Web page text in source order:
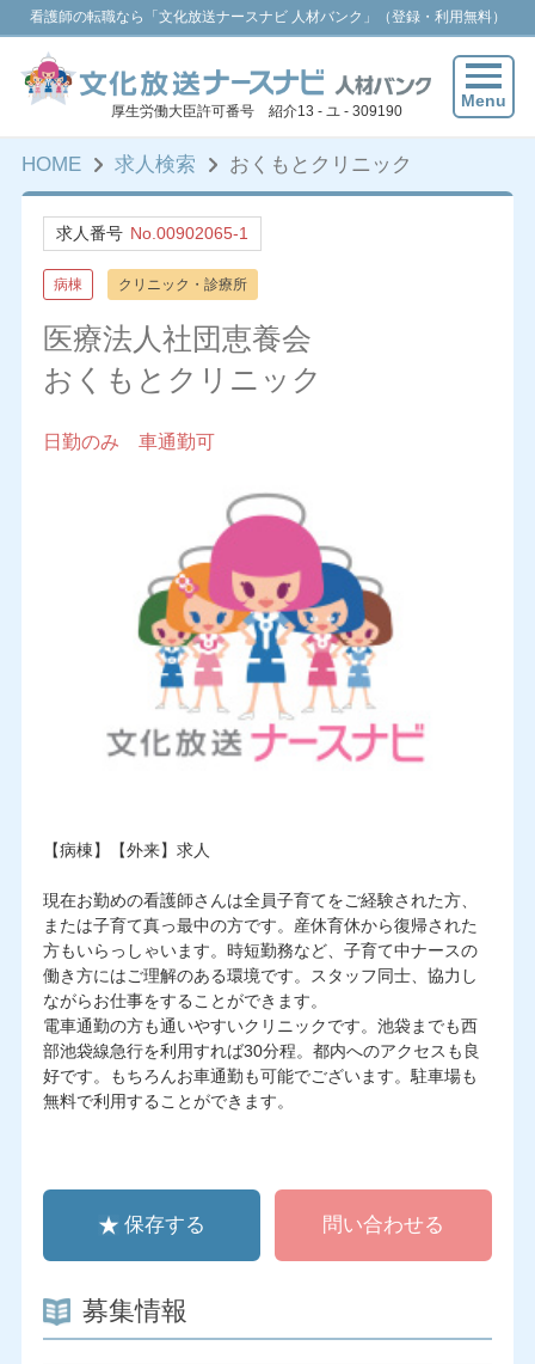
看護師の転職なら「文化放送ナースナビ 人材バンク」（登録・利用無料）
厚生労働大臣許可番号 紹介13 - ユ - 309190
Menu
HOME 求人検索 おくもとクリニック
求人番号 No.00902065-1
病棟 クリニック・診療所
医療法人社団恵養会
おくもとクリニック
日勤のみ 車通勤可
【病棟】【外来】求人
現在お勤めの看護師さんは全員子育てをご経験された方、
または子育て真っ最中の方です。産休育休から復帰された
方もいらっしゃいます。時短勤務など、子育て中ナースの
働き方にはご理解のある環境です。スタッフ同士、協力し
ながらお仕事をすることができます。
電車通勤の方も通いやすいクリニックです。池袋までも西
部池袋線急行を利用すれば30分程。都内へのアクセスも良
好です。もちろんお車通勤も可能でございます。駐車場も
無料で利用することができます。
保存する 問い合わせる
募集情報